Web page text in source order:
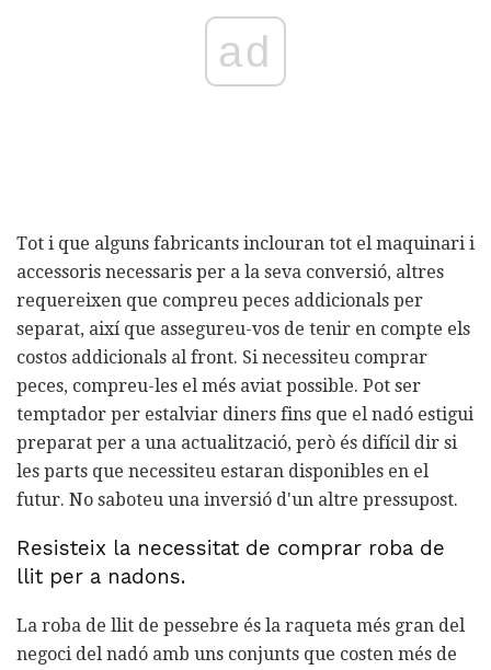
ad
Tot i que alguns fabricants inclouran tot el maquinari i
accessoris necessaris per a la seva conversió, altres
requereixen que compreu peces addicionals per
separat, així que assegureu-vos de tenir en compte els
costos addicionals al front. Si necessiteu comprar
peces, compreu-les el més aviat possible. Pot ser
temptador per estalviar diners fins que el nadó estigui
preparat per a una actualització, però és difícil dir si
les parts que necessiteu estaran disponibles en el
futur. No saboteu una inversió d'un altre pressupost.
Resisteix la necessitat de comprar roba de
llit per a nadons.
La roba de llit de pessebre és la raqueta més gran del
negoci del nadó amb uns conjunts que costen més de